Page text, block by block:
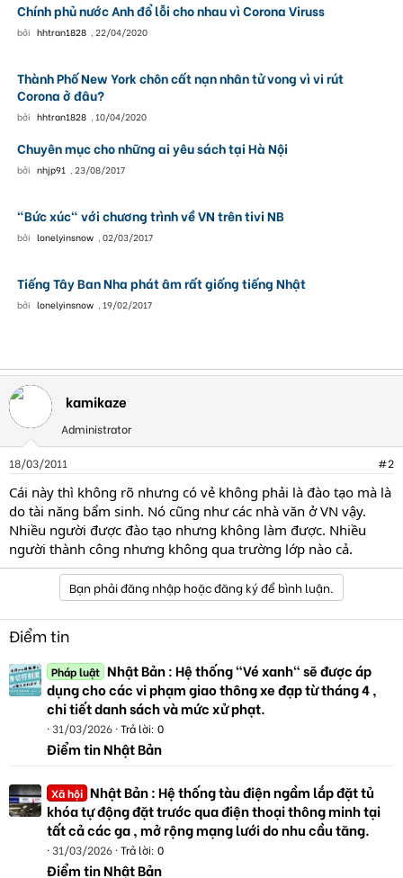
Chính phủ nước Anh đổ lỗi cho nhau vì Corona Viruss
bởi hhtran1828 , 22/04/2020
Thành Phố New York chôn cất nạn nhân tử vong vì vi rút
Corona ở đâu?
bởi hhtran1828 , 10/04/2020
Chuyên mục cho những ai yêu sách tại Hà Nội
bởi nhjp91 , 23/08/2017
"Bức xúc" với chương trình về VN trên tivi NB
bởi lonelyinsnow , 02/03/2017
Tiếng Tây Ban Nha phát âm rất giống tiếng Nhật
bởi lonelyinsnow , 19/02/2017
kamikaze
Administrator
18/03/2011 #2
Cái này thì không rõ nhưng có vẻ không phải là đào tạo mà là
do tài năng bẩm sinh. Nó cũng như các nhà văn ở VN vậy.
Nhiều người được đào tạo nhưng không làm được. Nhiều
người thành công nhưng không qua trường lớp nào cả.
Bạn phải đăng nhập hoặc đăng ký để bình luận.
Điểm tin
Pháp luật Nhật Bản : Hệ thống "Vé xanh" sẽ được áp
dụng cho các vi phạm giao thông xe đạp từ tháng 4 ,
chi tiết danh sách và mức xử phạt.
31/03/2026 Trả lời: 0
Điểm tin Nhật Bản
Xã hội Nhật Bản : Hệ thống tàu điện ngầm lắp đặt tủ
khóa tự động đặt trước qua điện thoại thông minh tại
tất cả các ga , mở rộng mạng lưới do nhu cầu tăng.
31/03/2026 Trả lời: 0
Điểm tin Nhật Bản